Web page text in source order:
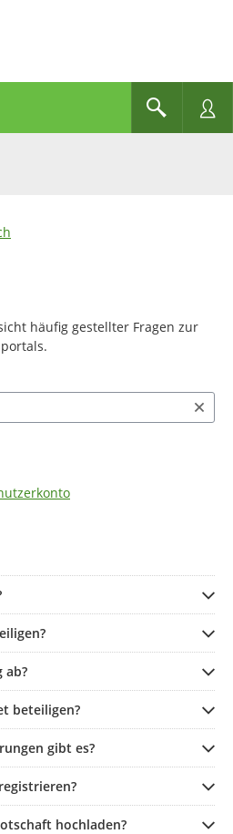
häufig gestellter Fragen zur
ab?
beteiligen?
gibt es?
hochladen?